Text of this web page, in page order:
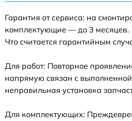
Гарантия от сервиса: на
комплектующие — до 3 месяцев.
Что считается гарантийным
Для работ: Повторное
напрямую связан с
неправильная установка
Для комплектующих: